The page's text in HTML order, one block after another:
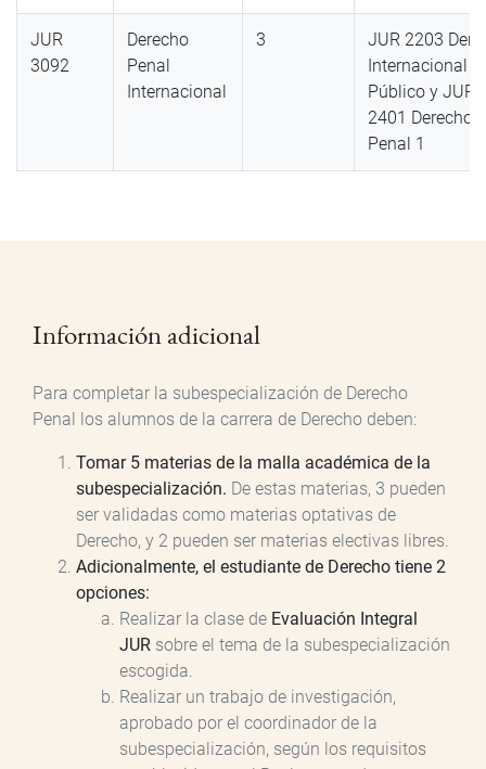
JUR
3092
Derecho
Penal
Internacional
3
JUR 2203
Internacional
Público y JUR
2401 Derecho
Penal 1
Información adicional
Para completar la subespecialización de Derecho
Penal los alumnos de la carrera de Derecho deben:
Tomar 5 materias de la malla académica de la
subespecialización. De estas materias, 3 pueden
ser validadas como materias optativas de
Derecho, y 2 pueden ser materias electivas libres.
Adicionalmente, el estudiante de Derecho tiene 2
opciones:
Realizar la clase de Evaluación Integral
JUR sobre el tema de la subespecialización
escogida.
Realizar un trabajo de investigación,
aprobado por el coordinador de la
subespecialización, según los requisitos